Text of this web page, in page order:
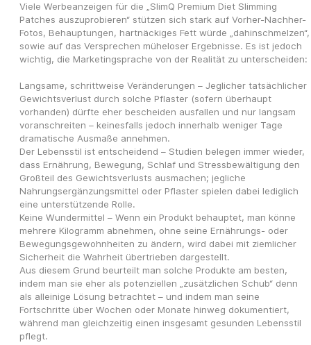
Viele Werbeanzeigen für die „SlimQ Premium Diet Slimming
Patches auszuprobieren“ stützen sich stark auf Vorher-Nachher-
Fotos, Behauptungen, hartnäckiges Fett würde „dahinschmelzen“,
sowie auf das Versprechen müheloser Ergebnisse. Es ist jedoch
wichtig, die Marketingsprache von der Realität zu unterscheiden:
Langsame, schrittweise Veränderungen – Jeglicher tatsächlicher
Gewichtsverlust durch solche Pflaster (sofern überhaupt
vorhanden) dürfte eher bescheiden ausfallen und nur langsam
voranschreiten – keinesfalls jedoch innerhalb weniger Tage
dramatische Ausmaße annehmen.
Der Lebensstil ist entscheidend – Studien belegen immer wieder,
dass Ernährung, Bewegung, Schlaf und Stressbewältigung den
Großteil des Gewichtsverlusts ausmachen; jegliche
Nahrungsergänzungsmittel oder Pflaster spielen dabei lediglich
eine unterstützende Rolle.
Keine Wundermittel – Wenn ein Produkt behauptet, man könne
mehrere Kilogramm abnehmen, ohne seine Ernährungs- oder
Bewegungsgewohnheiten zu ändern, wird dabei mit ziemlicher
Sicherheit die Wahrheit übertrieben dargestellt.
Aus diesem Grund beurteilt man solche Produkte am besten,
indem man sie eher als potenziellen „zusätzlichen Schub“ denn
als alleinige Lösung betrachtet – und indem man seine
Fortschritte über Wochen oder Monate hinweg dokumentiert,
während man gleichzeitig einen insgesamt gesunden Lebensstil
pflegt.